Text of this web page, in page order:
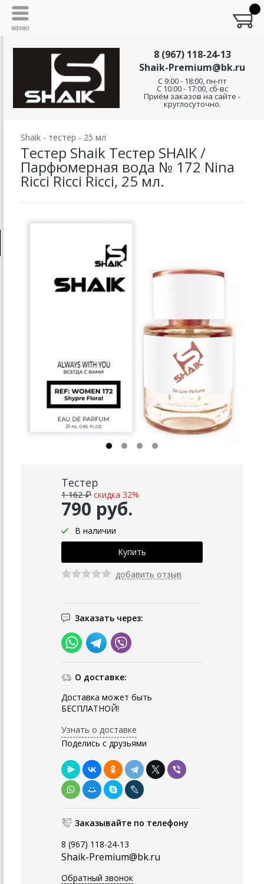
8 (967) 118-24-13
Shaik-Premium@bk.ru
C 9:00 - 18:00, пн-пт
С 10:00 - 17:00, сб-вс
Приём заказов на сайте -
круглосуточно.
Shaik - тестер - 25 мл
Тестер Shaik Тестер SHAIK /
Парфюмерная вода № 172 Nina
Ricci Ricci Ricci, 25 мл.
Тестер
790 руб.
1 162 ₽ скидка 32%
В наличии
добавить отзыв
Заказать через:
О доставке:
Доставка может быть
БЕСПЛАТНОЙ!
Узнать о доставке
Поделись с друзьями
Заказывайте по телефону
8 (967) 118-24-13
Shaik-Premium@bk.ru
Обратный звонок